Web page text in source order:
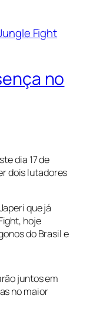
no
dia 17 de
dois lutadores
que já
hoje
do Brasil e
juntos em
no maior